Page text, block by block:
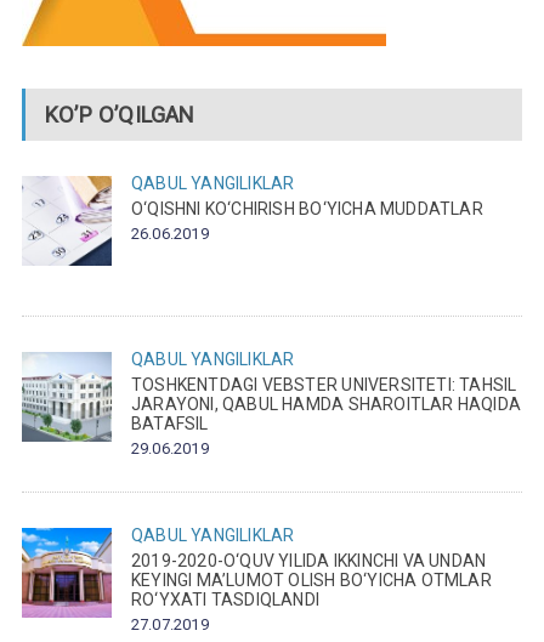
KO’P O’QILGAN
QABUL
YANGILIKLAR
O‘QISHNI KO‘CHIRISH BO‘YICHA MUDDATLAR
26.06.2019
QABUL
YANGILIKLAR
TOSHKENTDAGI VEBSTER UNIVERSITETI: TAHSIL
JARAYONI, QABUL HAMDA SHAROITLAR HAQIDA
BATAFSIL
29.06.2019
QABUL
YANGILIKLAR
2019-2020-O‘QUV YILIDA IKKINCHI VA UNDAN
KEYINGI MA’LUMOT OLISH BO‘YICHA OTMLAR
RO‘YXATI TASDIQLANDI
27.07.2019